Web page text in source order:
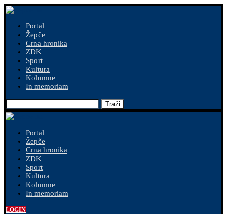
Portal
Žepče
Crna hronika
ZDK
Sport
Kultura
Kolumne
In memoriam
Traži
Portal
Žepče
Crna hronika
ZDK
Sport
Kultura
Kolumne
In memoriam
LOGIN